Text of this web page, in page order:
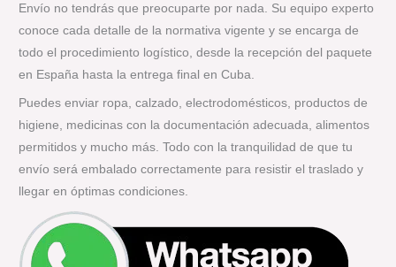
Envío no tendrás que preocuparte por nada. Su equipo experto
conoce cada detalle de la normativa vigente y se encarga de
todo el procedimiento logístico, desde la recepción del paquete
en España hasta la entrega final en Cuba.
Puedes enviar ropa, calzado, electrodomésticos, productos de
higiene, medicinas con la documentación adecuada, alimentos
permitidos y mucho más. Todo con la tranquilidad de que tu
envío será embalado correctamente para resistir el traslado y
llegar en óptimas condiciones.